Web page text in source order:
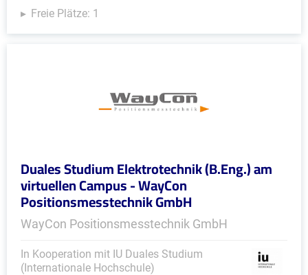
Freie Plätze: 1
Duales Studium Elektrotechnik (B.Eng.) am
virtuellen Campus - WayCon
Positionsmesstechnik GmbH
WayCon Positionsmesstechnik GmbH
In Kooperation mit IU Duales Studium
(Internationale Hochschule)